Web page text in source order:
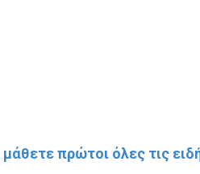
πρώτοι όλες τις